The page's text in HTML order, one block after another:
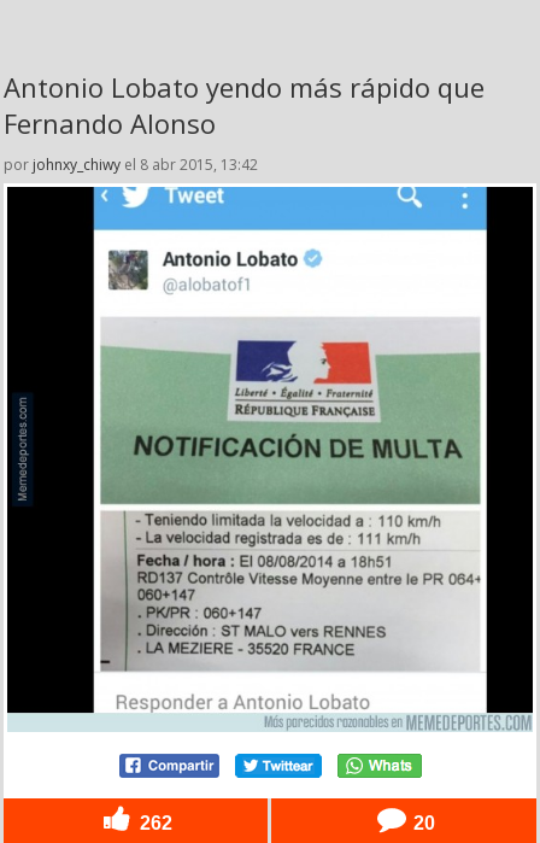
Antonio Lobato yendo más rápido que
Fernando Alonso
por johnxy_chiwy el 8 abr 2015, 13:42
262 20